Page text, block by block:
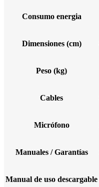
Consumo energia
Dimensiones (cm)
Peso (kg)
Cables
Micrófono
Manuales / Garantías
Manual de uso descargable